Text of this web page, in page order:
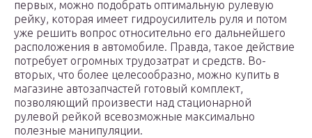
первых, можно подобрать оптимальную рулевую
рейку, которая имеет гидроусилитель руля и потом
уже решить вопрос относительно его дальнейшего
расположения в автомобиле. Правда, такое действие
потребует огромных трудозатрат и средств. Во-
вторых, что более целесообразно, можно купить в
магазине автозапчастей готовый комплект,
позволяющий произвести над стационарной
рулевой рейкой всевозможные максимально
полезные манипуляции.